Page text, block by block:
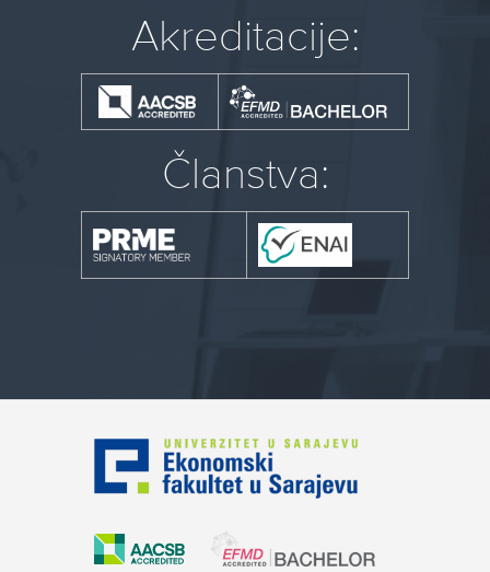
Akreditacije:
Članstva: